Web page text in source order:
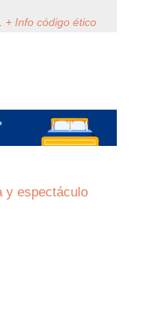
+ Info código ético